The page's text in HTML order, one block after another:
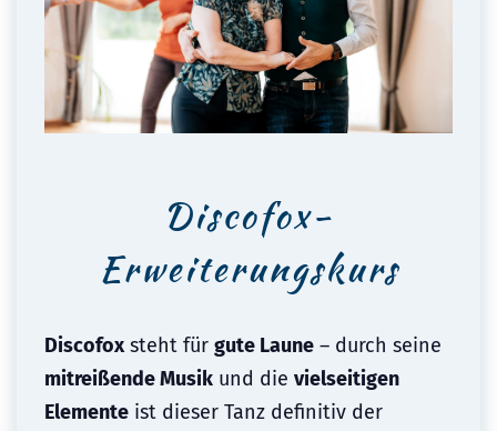
Discofox-
Erweiterungskurs
Discofoxsteht für gute Laune – durch seine
mitreißende Musik und die vielseitigen
Elemente ist dieser Tanz definitiv der